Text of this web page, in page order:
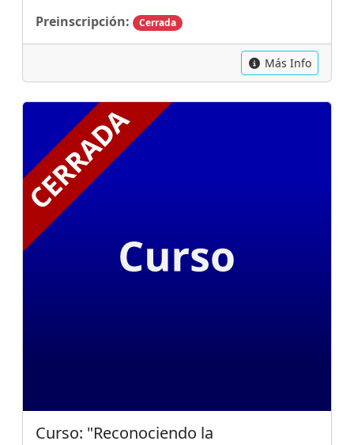
Preinscripción:
Cerrada
Más Info
Curso: "Reconociendo la